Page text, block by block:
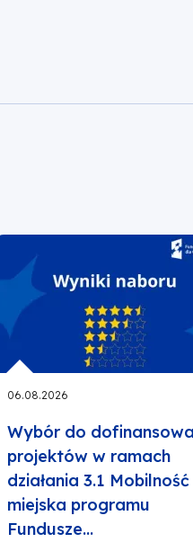
06.08.2026
Wybór do
projektów w ramach
działania 3.1 Mobilność
miejska programu
Fundusze…